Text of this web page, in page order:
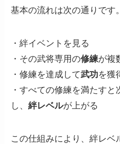
基本の流れは次の通りです。
・絆イベントを見る
・その武将専用の修練が複
・修練を達成して武功を獲
・すべての修練を満たす
し、絆レベルが上がる
この仕組みにより、絆レベ